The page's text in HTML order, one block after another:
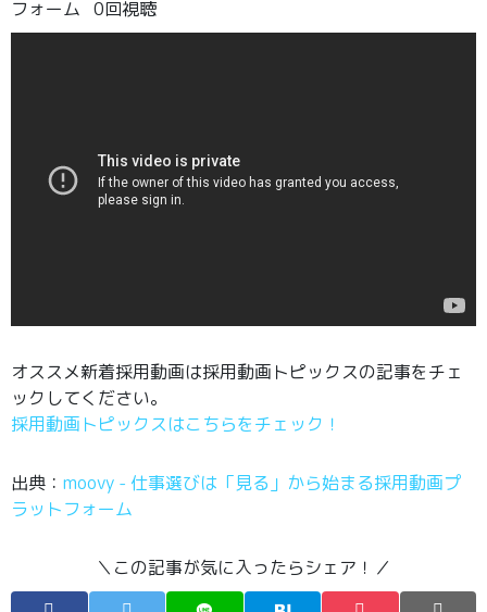
フォーム 0回視聴
オススメ新着採用動画は採用動画トピックスの記事をチェ
ックしてください。
採用動画トピックスはこちらをチェック！
出典： moovy - 仕事選びは「見る」から始まる採用動画プ
ラットフォーム
＼この記事が気に入ったらシェア！／